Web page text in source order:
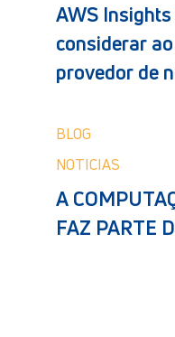
AWS
considerar
provedor de
BLOG
NOTICIAS
A
FAZ PARTE